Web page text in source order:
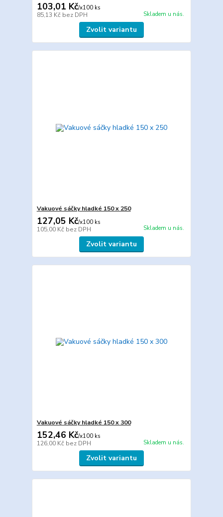
103,01 Kč/x100 ks
85,13 Kč bez DPH Skladem u nás.
Zvolit variantu
Vakuové sáčky hladké 150 x 250
127,05 Kč/x100 ks
105,00 Kč bez DPH Skladem u nás.
Zvolit variantu
Vakuové sáčky hladké 150 x 300
152,46 Kč/x100 ks
126,00 Kč bez DPH Skladem u nás.
Zvolit variantu